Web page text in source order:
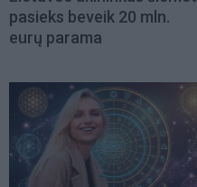
pasieks beveik 20 mln.
eurų parama